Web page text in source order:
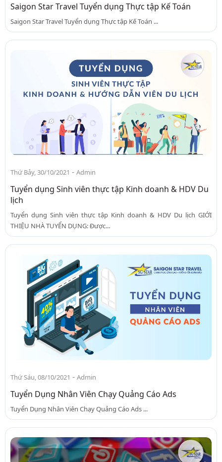
Saigon Star Travel Tuyển dụng Thực tập Kế Toán
Saigon Star Travel Tuyển dụng Thực tập Kế Toán ...
Thứ Bảy, 30/10/2021 - Admin
Tuyển dụng Sinh viên thực tập Kinh doanh & HDV Du
lịch
Tuyển dụng Sinh viên thực tập Kinh doanh & HDV Du lịch GIỚI
THIỆU NHÀ TUYỂN DỤNG: Được...
Thứ Sáu, 08/10/2021 - Admin
Tuyển Dụng Nhân Viên Chạy Quảng Cáo Ads
Tuyển Dụng Nhân Viên Chạy Quảng Cáo Ads ...